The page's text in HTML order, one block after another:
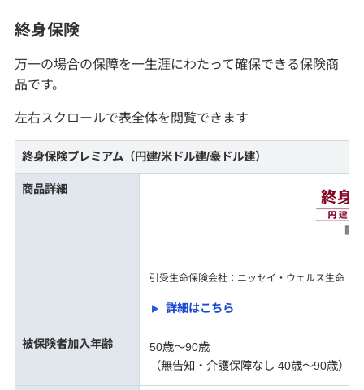
終身保険
万一の場合の保障を一生涯にわたって確保できる保険商
品です。
左右スクロールで表全体を閲覧できます
終身保険プレミアム（円建/米ドル建/豪ドル建）
商品詳細
引受生命保険会社：ニッセイ・ウェルス生命
詳細はこちら
被保険者加入年齢
50歳〜90歳
（無告知・介護保障なし 40歳～90歳）